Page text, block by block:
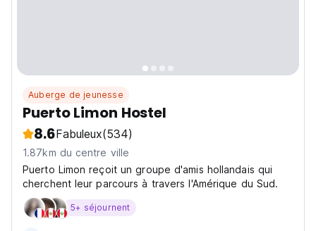
Auberge de jeunesse
Puerto Limon Hostel
8.6Fabuleux(534)
1.87km du centre ville
Puerto Limon reçoit un groupe d'amis hollandais qui
cherchent leur parcours à travers l'Amérique du Sud.
5+ séjournent